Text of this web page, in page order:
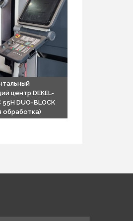
центр DEKEL-
55H DUO-BLOCK
обработка)